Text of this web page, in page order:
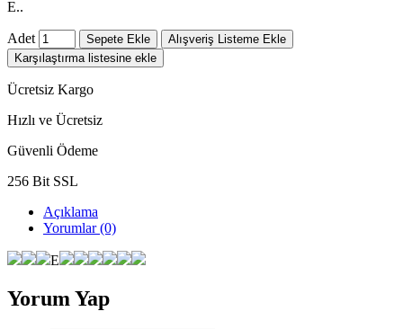
E..
Adet Sepete Ekle
Alışveriş Listeme Ekle
Karşılaştırma listesine ekle
Ücretsiz Kargo
Hızlı ve Ücretsiz
Güvenli Ödeme
256 Bit SSL
Açıklama
Yorumlar (0)
E
Yorum Yap